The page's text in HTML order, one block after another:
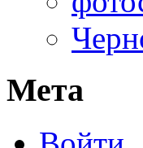
Мета